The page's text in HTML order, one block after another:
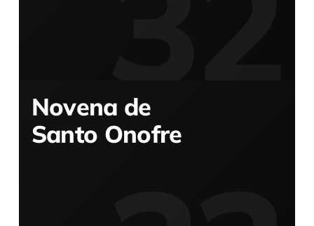
Novena de
Santo Onofre